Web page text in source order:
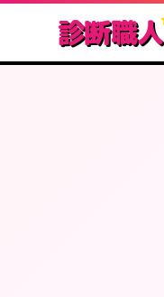
診断職人